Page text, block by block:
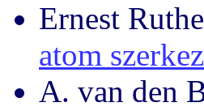
Ernest
atom
A. van den